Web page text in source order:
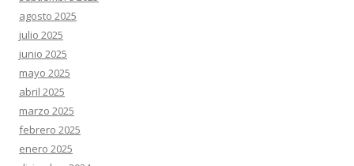
agosto 2025
julio 2025
junio 2025
mayo 2025
abril 2025
marzo 2025
febrero 2025
enero 2025